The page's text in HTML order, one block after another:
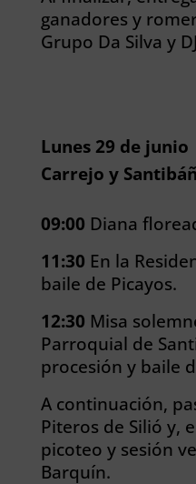
ganadores y
Grupo Da Silva y
Lunes 29 de junio
Carrejo y
09:00 Diana
11:30 En la
baile de Picayos.
12:30 Misa
Parroquial de
procesión y baile
A continuación,
Piteros de Silió y,
picoteo y sesión
Barquín.